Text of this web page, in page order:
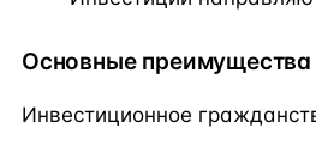
Основные преимущества
Инвестиционное